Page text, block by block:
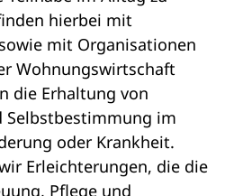
hierbei mit
mit Organisationen
Wohnungswirtschaft
die Erhaltung von
Selbstbestimmung im
oder Krankheit.
Erleichterungen, die die
Pflege und